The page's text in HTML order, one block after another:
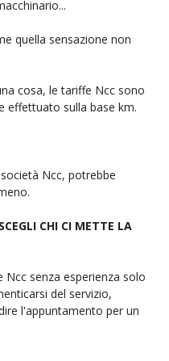
quella sensazione non
cosa, le tariffe Ncc sono
effettuato sulla base km.
Ncc, potrebbe
SCEGLI CHI CI METTE LA
senza esperienza solo
del servizio,
l'appuntamento per un